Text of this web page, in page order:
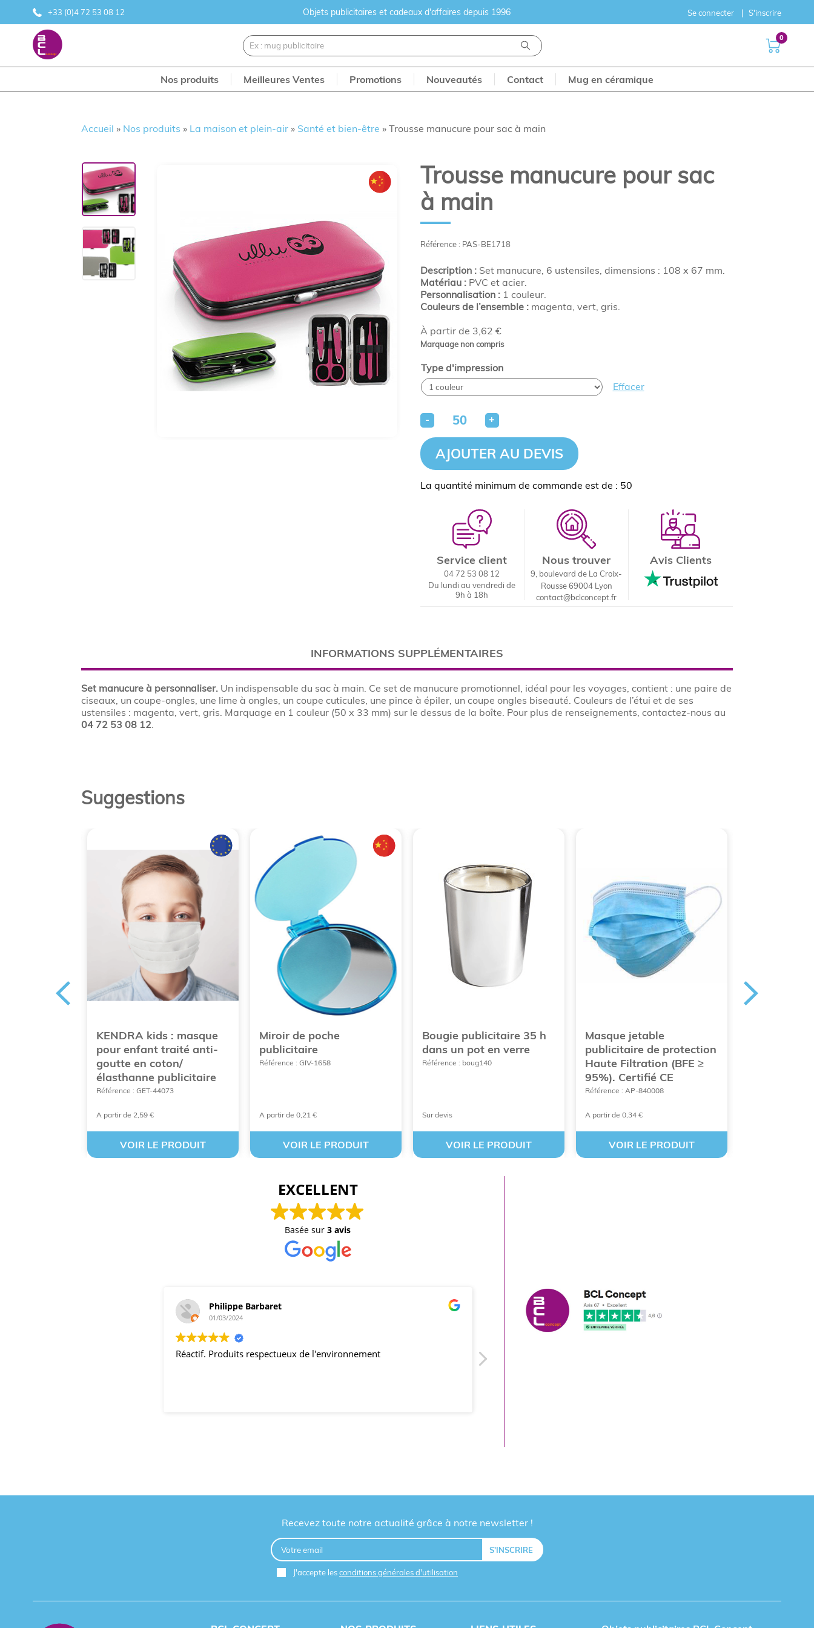
+33 (0)4 72 53 08 12 Objets publicitaires et cadeaux d'affaires depuis 1996 Se connecter S'inscrire
0
Nos produits Meilleures Ventes Promotions Nouveautés Contact Mug en céramique
Accueil » Nos produits » La maison et plein-air » Santé et bien-être »Trousse manucure pour sac à main
Référence : PAS-BE1718
À partir de 3,62 €
Marquage non compris
Trousse manucure pour sac
à main
Description :Set manucure, 6 ustensiles, dimensions : 108 x 67 mm.
Matériau :PVC et acier.
Personnalisation :1 couleur.
Couleurs de l’ensemble :magenta, vert, gris.
Type d'impression
Effacer
- +
AJOUTER AU DEVIS
La quantité minimum de commande est de : 50
Service client
04 72 53 08 12
Du lundi au vendredi de
9h à 18h
Nous trouver
9, boulevard de La Croix-
Rousse 69004 Lyon
contact@bclconcept.fr
Avis Clients
INFORMATIONS SUPPLÉMENTAIRES
Set manucure à personnaliser. Un indispensable du sac à main. Ce set de manucure promotionnel, idéal pour les voyages, contient : une paire de
ciseaux, un coupe-ongles, une lime à ongles, un coupe cuticules, une pince à épiler, un coupe ongles biseauté. Couleurs de l’étui et de ses
ustensiles : magenta, vert, gris. Marquage en 1 couleur (50 x 33 mm) sur le dessus de la boîte. Pour plus de renseignements, contactez-nous au
04 72 53 08 12.
Suggestions
KENDRA kids : masque
pour enfant traité anti-
goutte en coton/
élasthanne publicitaire
Référence : GET-44073
A partir de 2,59 €
VOIR LE PRODUIT
Miroir de poche
publicitaire
Référence : GIV-1658
A partir de 0,21 €
VOIR LE PRODUIT
Bougie publicitaire 35 h
dans un pot en verre
Référence : boug140
Sur devis
VOIR LE PRODUIT
Masque jetable
publicitaire de protection
Haute Filtration (BFE ≥
95%). Certifié CE
Référence : AP-840008
A partir de 0,34 €
VOIR LE PRODUIT
EXCELLENT
Basée sur3 avis
Philippe Barbaret
01/03/2024
Réactif. Produits respectueux de l'environnement
marcus leleu
21/03/2018
Recevez toute notre actualité grâce à notre newsletter !
J'accepte lesconditions générales d'utilisation